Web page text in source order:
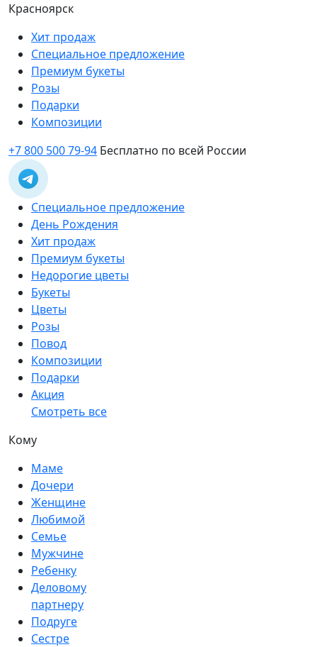
Красноярск
Хит продаж
Специальное предложение
Премиум букеты
Розы
Подарки
Композиции
+7 800 500 79-94 Бесплатно по всей России
Специальное предложение
День Рождения
Хит продаж
Премиум букеты
Недорогие цветы
Букеты
Цветы
Розы
Повод
Композиции
Подарки
Акция
Смотреть все
Кому
Маме
Дочери
Женщине
Любимой
Семье
Мужчине
Ребенку
Деловому
партнеру
Подруге
Сестре